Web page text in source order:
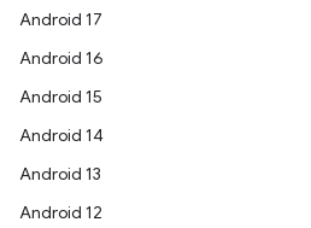
Android 17
Android 16
Android 15
Android 14
Android 13
Android 12